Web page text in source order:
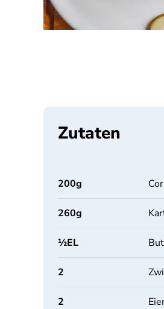
Zutaten
200g
260g
½EL
2
2